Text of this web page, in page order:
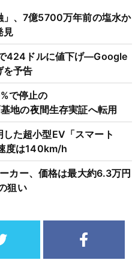
」、7億5700万年前の塩水か
見
424ドルに値下げ―Google
を予告
で停止の
地の夜間生存実証へ転用
た超小型EV「スマート
度は140km/h
カー、価格は最大約6.3万円
狙い